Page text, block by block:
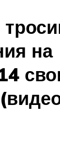
на